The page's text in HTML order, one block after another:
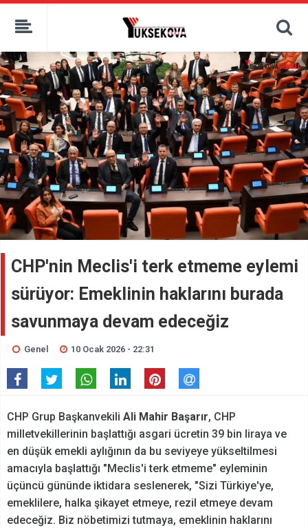
kaçak bahis
deneme bonusu
canlı bahis siteleri
deneme bonusu veren siteler
bahis siteleri
porno izle
CHP'nin Meclis'i terk etmeme eylemi
sürüyor: Emeklinin haklarını burada
savunmaya devam edeceğiz
Genel 10 Ocak 2026 - 22:31
CHP Grup Başkanvekili Ali Mahir Başarır, CHP
milletvekillerinin başlattığı asgari ücretin 39 bin liraya ve
en düşük emekli aylığının da bu seviyeye yükseltilmesi
amacıyla başlattığı "Meclis'i terk etmeme" eyleminin
üçüncü gününde iktidara seslenerek, "Sizi Türkiye'ye,
emeklilere, halka şikayet etmeye, rezil etmeye devam
edeceğiz. Biz nöbetimizi tutmaya, emeklinin haklarını